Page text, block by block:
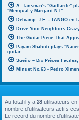
A. Tansman's "Gaillarde"
"Mengual y Margarit NT"
Delcamp. J.F: - TANGO en
Drive Your Neighbors
The Guitar Piece That
Payam Shahidi plays
guitar
Sueño – Dix Pièces
Minuet No.63 - Pedro
Au total il y a 28 utilisateurs en
nombre d’utilisateurs actifs
Le record du nombre